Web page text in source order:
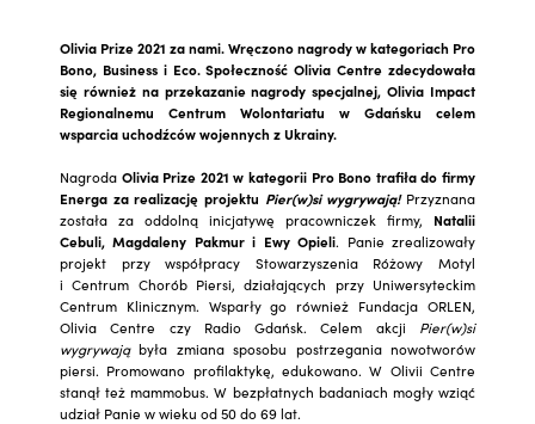
Olivia Prize 2021 za nami. Wręczono nagrody w kategoriach Pro
Bono, Business i Eco. Społeczność Olivia Centre zdecydowała
się również na przekazanie nagrody specjalnej, Olivia Impact
Regionalnemu Centrum Wolontariatu w Gdańsku celem
wsparcia uchodźców wojennych z Ukrainy.
Nagroda Olivia Prize 2021 w kategorii Pro Bono trafiła do firmy
Energa za realizację projektu Pier(w)si wygrywają! Przyznana
została za oddolną inicjatywę pracowniczek firmy, Natalii
Cebuli, Magdaleny Pakmur i Ewy Opieli. Panie zrealizowały
projekt przy współpracy Stowarzyszenia Różowy Motyl
i Centrum Chorób Piersi, działających przy Uniwersyteckim
Centrum Klinicznym. Wsparły go również Fundacja ORLEN,
Olivia Centre czy Radio Gdańsk. Celem akcji Pier(w)si
wygrywająbyła zmiana sposobu postrzegania nowotworów
piersi. Promowano profilaktykę, edukowano. W Olivii Centre
stanął też mammobus. W bezpłatnych badaniach mogły wziąć
udział Panie w wieku od 50 do 69 lat.